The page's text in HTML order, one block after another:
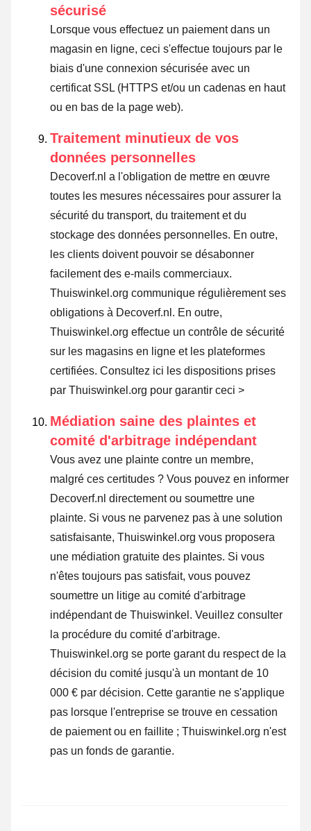
sécurisé
Lorsque vous effectuez un paiement dans un
magasin en ligne, ceci s'effectue toujours par le
biais d'une connexion sécurisée avec un
certificat SSL (HTTPS et/ou un cadenas en haut
ou en bas de la page web).
Traitement minutieux de vos
données personnelles
Decoverf.nl a l'obligation de mettre en œuvre
toutes les mesures nécessaires pour assurer la
sécurité du transport, du traitement et du
stockage des données personnelles. En outre,
les clients doivent pouvoir se désabonner
facilement des e-mails commerciaux.
Thuiswinkel.org communique régulièrement ses
obligations à Decoverf.nl. En outre,
Thuiswinkel.org effectue un contrôle de sécurité
sur les magasins en ligne et les plateformes
certifiées. Consultez ici les dispositions prises
par Thuiswinkel.org pour garantir ceci >
Médiation saine des plaintes et
comité d'arbitrage indépendant
Vous avez une plainte contre un membre,
malgré ces certitudes ? Vous pouvez en informer
Decoverf.nl directement ou soumettre une
plainte. Si vous ne parvenez pas à une solution
satisfaisante, Thuiswinkel.org vous proposera
une médiation gratuite des plaintes. Si vous
n'êtes toujours pas satisfait, vous pouvez
soumettre un litige au comité d'arbitrage
indépendant de Thuiswinkel. Veuillez consulter
la procédure du comité d'arbitrage.
Thuiswinkel.org se porte garant du respect de la
décision du comité jusqu'à un montant de 10
000 € par décision. Cette garantie ne s'applique
pas lorsque l'entreprise se trouve en cessation
de paiement ou en faillite ; Thuiswinkel.org n'est
pas un fonds de garantie.